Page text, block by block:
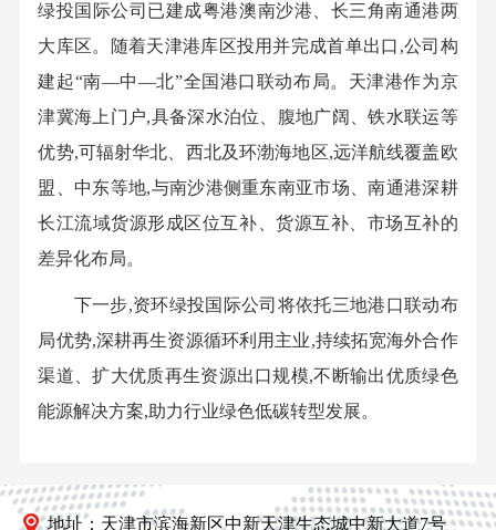
绿投国际公司已建成粤港澳南沙港、长三角南通港两
大库区。随着天津港库区投用并完成首单出口,公司构
建起“南—中—北”全国港口联动布局。天津港作为京
津冀海上门户,具备深水泊位、腹地广阔、铁水联运等
优势,可辐射华北、西北及环渤海地区,远洋航线覆盖欧
盟、中东等地,与南沙港侧重东南亚市场、南通港深耕
长江流域货源形成区位互补、货源互补、市场互补的
差异化布局。
下一步,资环绿投国际公司将依托三地港口联动布
局优势,深耕再生资源循环利用主业,持续拓宽海外合作
渠道、扩大优质再生资源出口规模,不断输出优质绿色
能源解决方案,助力行业绿色低碳转型发展。
地址：天津市滨海新区中新天津生态城中新大道7号